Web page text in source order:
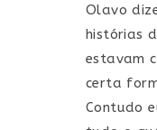
Olavo
histórias
estavam
certa
Contudo